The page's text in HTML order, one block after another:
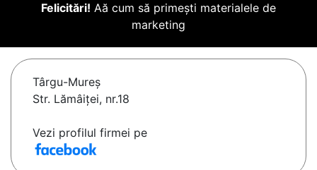
Felicitări! Aă cum să primești materialele de
marketing
Târgu-Mureş
Str. Lămâiței, nr.18
Vezi profilul firmei pe